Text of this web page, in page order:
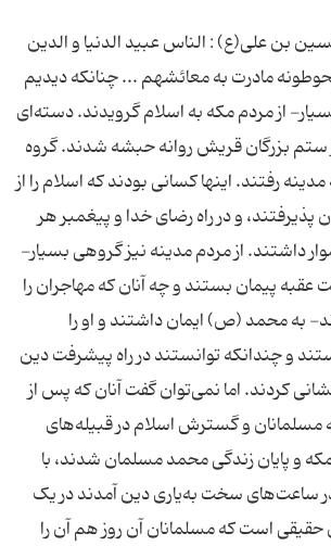
عشق(5) حسین بن علی(ع) : الناس عبید الدنیا و الدین
مادرت به معائشهم ... چنانکه دیدیم‌
از مردم مکه به اسلام گرویدند. دسته‌ای
از ستم بزرگان قریش روانه حبشه شدند. گروه
رفتند. اینها کسانی بودند که اسلام را از
و در راه رضای خدا و پیغمبر هر
داشتند. از مردم مدینه نیز گروهی بسیار-
عقبه پیمان بستند و چه آنان که مهاجران را
به محمد (ص) ایمان داشتند و او را
و چندانکه توانستند در راه پیشرفت دین
کردند. اما نمی‌توان گفت آنان که پس از
مسلمانان و گسترش اسلام در قبیله‌های
و پایان زندگی محمد مسلمان شدند، با
ساعت‌های سخت به‌یاری دین آمدند در یک
حقیقی است که مسلمانان آن روز هم آن را